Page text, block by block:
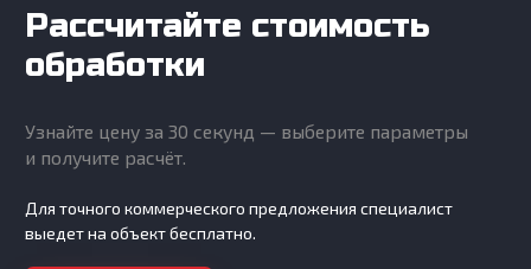
Рассчитайте стоимость
обработки
Узнайте цену за 30 секунд — выберите параметры
и получите расчёт.
Для точного коммерческого предложения специалист
выедет на объект бесплатно.